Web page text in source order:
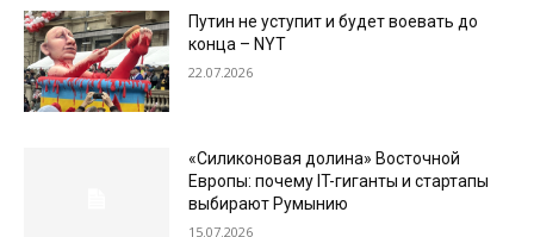
Путин не уступит и будет воевать до
конца – NYT
22.07.2026
«Силиконовая долина» Восточной
Европы: почему IT-гиганты и стартапы
выбирают Румынию
15.07.2026